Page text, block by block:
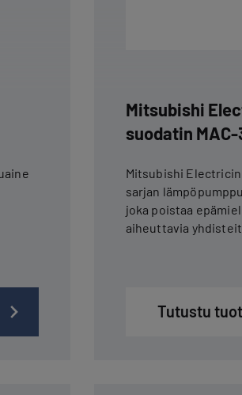
Mitsubishi
suodatin
Mitsubishi Electricin
sarjan
joka poistaa
aiheuttavia
Tutustu